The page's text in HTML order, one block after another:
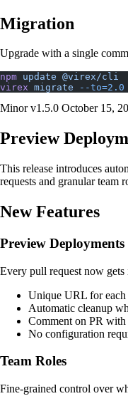
Migration
Upgrade with a single
npm update @virex/cli
virex migrate --to=2.0
Minorv1.5.0 October 15,
Preview
This release introduces
requests and granular team
New Features
Preview Deployments
Every pull request now
Unique URL for each
Automatic cleanup
Comment on PR
No configuration
Team Roles
Fine-grained control over